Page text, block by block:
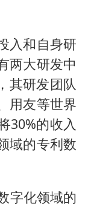
入和自身研
两大研发中
其研发团队
用友等世界
30%的收入
域的专利数
字化领域的